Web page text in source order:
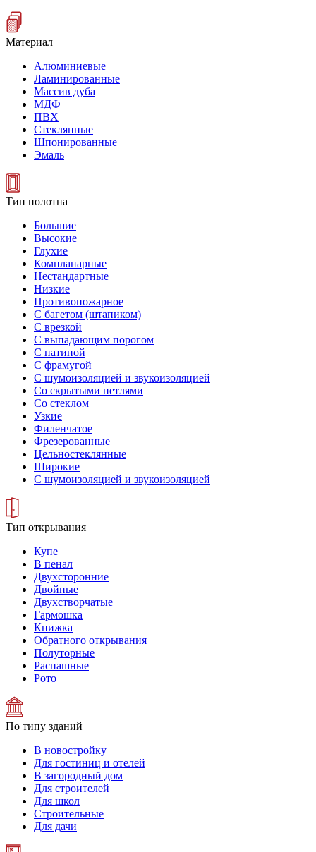
Материал
Алюминиевые
Ламинированные
Массив дуба
МДФ
ПВХ
Стеклянные
Шпонированные
Эмаль
Тип полотна
Большие
Высокие
Глухие
Компланарные
Нестандартные
Низкие
Противопожарное
С багетом (штапиком)
С врезкой
С выпадающим порогом
С патиной
С фрамугой
С шумоизоляцией и звукоизоляцией
Со скрытыми петлями
Со стеклом
Узкие
Филенчатое
Фрезерованные
Цельностеклянные
Широкие
С шумоизоляцией и звукоизоляцией
Тип открывания
Купе
В пенал
Двухсторонние
Двойные
Двухстворчатые
Гармошка
Книжка
Обратного открывания
Полуторные
Распашные
Рото
По типу зданий
В новостройку
Для гостиниц и отелей
В загородный дом
Для строителей
Для школ
Строительные
Для дачи